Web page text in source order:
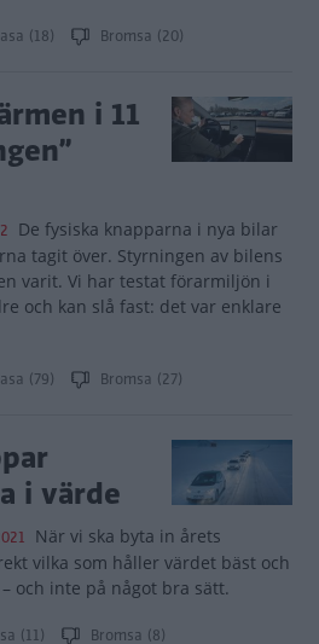
(18) Bromsa (20)
i 11
De fysiska knapparna i nya bilar
tagit över. Styrningen av bilens
varit. Vi har testat förarmiljön i
och kan slå fast: det var enklare
(79) Bromsa (27)
i värde
När vi ska byta in årets
vilka som håller värdet bäst och
och inte på något bra sätt.
(11) Bromsa (8)